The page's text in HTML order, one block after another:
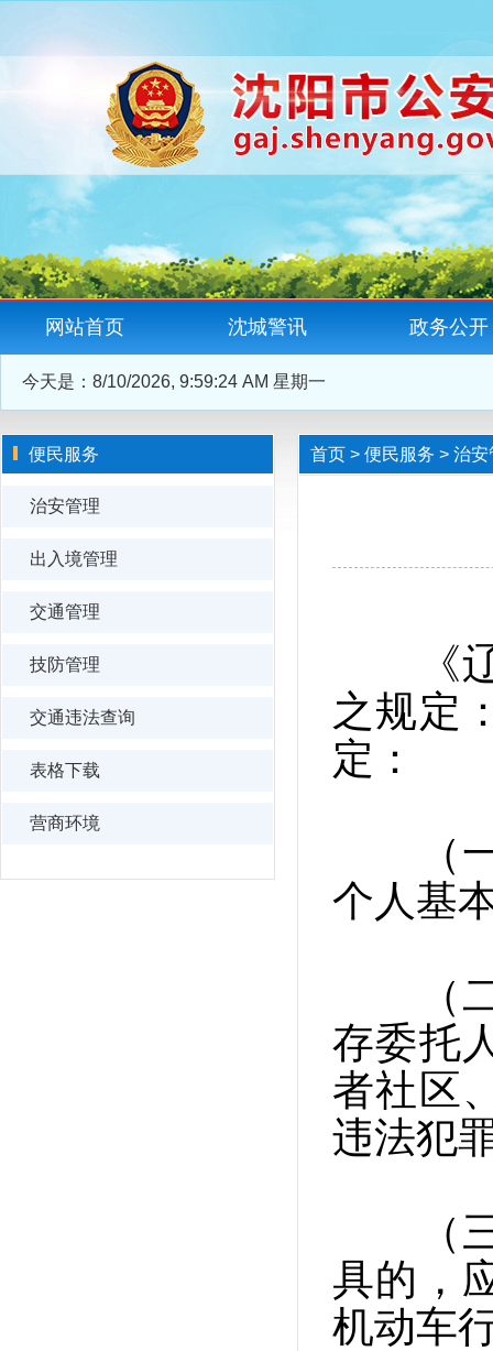
网站首页 沈城警讯 政务公开
今天是： 8/10/2026, 9:59:24 AM 星期一
便民服务
治安管理
出入境管理
交通管理
技防管理
交通违法查询
表格下载
营商环境
首页 > 便民服务 > 治安
《辽
之规定
定：
（一
个人基
（二
存委托
者社区
违法犯
（三
具的，
机动车